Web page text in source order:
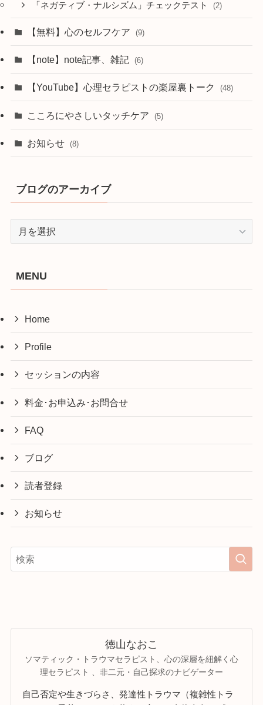
「ネガティブ・ナルシズム」チェックテスト (2)
【無料】心のセルフケア (9)
【note】note記事、雑記 (6)
【YouTube】心理セラピストの楽屋裏トーク (48)
こころにやさしいタッチケア (5)
お知らせ (8)
ブログのアーカイブ
カ
ブ
MENU
Home
Profile
セッションの内容
料金･お申込み･お問合せ
FAQ
ブログ
読者登録
お知らせ
徳山なおこ
ソマティック・トラウマセラピスト、心の深層を紐解く心
理セラピスト 、非二元・自己探求のナビゲーター
自己否定や生きづらさ、発達性トラウマ（複雑性トラ